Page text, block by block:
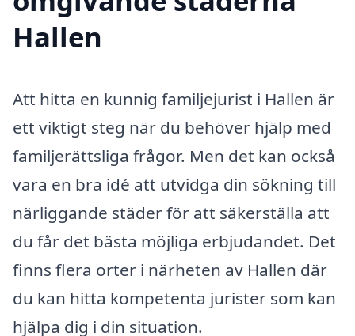
Hallen
Att hitta en kunnig familjejurist i Hallen är
ett viktigt steg när du behöver hjälp med
familjerättsliga frågor. Men det kan också
vara en bra idé att utvidga din sökning till
närliggande städer för att säkerställa att
du får det bästa möjliga erbjudandet. Det
finns flera orter i närheten av Hallen där
du kan hitta kompetenta jurister som kan
hjälpa dig i din situation.